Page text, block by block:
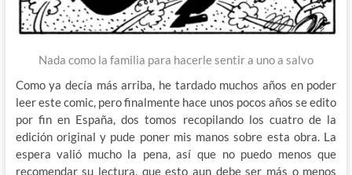
Nada como la familia para hacerle sentir a uno a salvo
Como ya decía más arriba, he tardado muchos años en poder
leer este comic, pero finalmente hace unos pocos años se edito
por fin en España, dos tomos recopilando los cuatro de la
edición original y pude poner mis manos sobre esta obra. La
espera valió mucho la pena, así que no puedo menos que
recomendar su lectura, que esto aun debe ser más o menos